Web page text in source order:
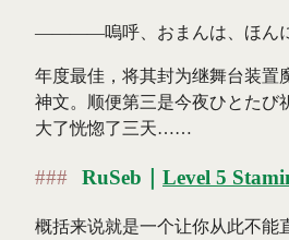
――――嗚呼、おまんは、ほんに
年度最佳，将其封为继舞台装置
神文。顺便第三是今夜ひとたび
大了恍惚了三天……
RuSeb｜ Level 5
概括来说就是一个让你从此不能